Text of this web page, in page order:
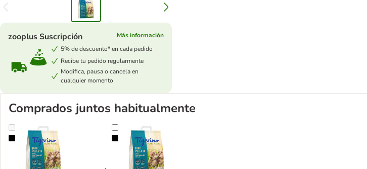
zooplus Suscripción
Más información
5% de descuento* en cada pedido
Recibe tu pedido regularmente
Modifica, pausa o cancela en
cualquier momento
Comprados juntos habitualmente
Tigerino Plantbased Tofu olor a té verde arena naturalTigerino Plantbased Tofu olor a leche arena natural